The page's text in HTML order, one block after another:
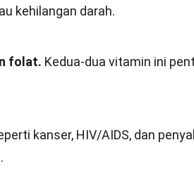
kehilangan darah.
folat. Kedua-dua vitamin ini
kanser, HIV/AIDS, dan